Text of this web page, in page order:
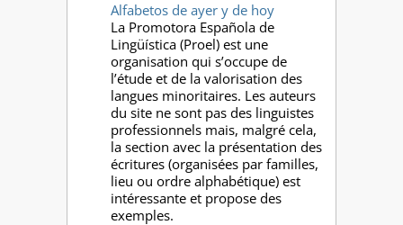
Alfabetos de ayer y de hoy
La Promotora Española de
Lingüística (Proel) est une
organisation qui s’occupe de
l’étude et de la valorisation des
langues minoritaires. Les auteurs
du site ne sont pas des linguistes
professionnels mais, malgré cela,
la section avec la présentation des
écritures (organisées par familles,
lieu ou ordre alphabétique) est
intéressante et propose des
exemples.